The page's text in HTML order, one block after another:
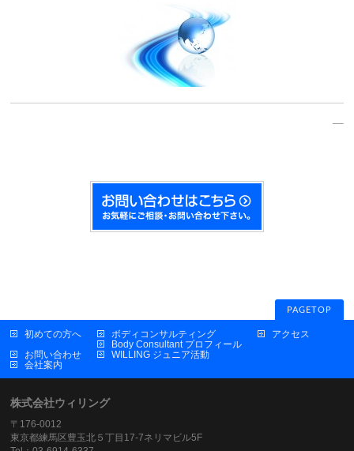
PAGETOP
初めての方へ
ボディコンサルティング
Body Consultant プロフィール
アクセス
お問い合わせ
会社案内
WILLING ジュニア活動
株式会社ウィリング
〒176-0012
東京都練馬区豊玉北５丁目17-7ネリマビル5F